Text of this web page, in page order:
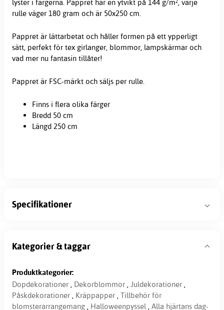
lyster i färgerna. Pappret har en ytvikt på 144 g/m², varje
rulle väger 180 gram och är 50x250 cm.
Pappret är lättarbetat och håller formen på ett ypperligt
sätt, perfekt för tex girlanger, blommor, lampskärmar och
vad mer nu fantasin tillåter!
Pappret är FSC-märkt och säljs per rulle.
Finns i flera olika färger
Bredd 50 cm
Längd 250 cm
Specifikationer
Kategorier & taggar
Produktkategorier:
Dopdekorationer
Dekorblommor Juldekorationer
Påskdekorationer
Kräppapper Tillbehör för
blomsterarrangemang
Halloweenpyssel Alla hjärtans dag-